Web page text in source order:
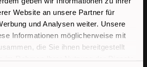
Website an unsere Partner für
und Analysen weiter. Unsere
Informationen möglicherweise mit
die Sie ihnen bereitgestellt